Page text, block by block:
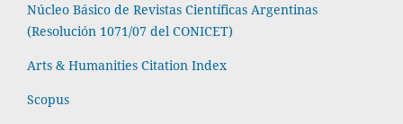
Núcleo Básico de Revistas Científicas Argentinas
(Resolución 1071/07 del CONICET)
Arts & Humanities Citation Index
Scopus